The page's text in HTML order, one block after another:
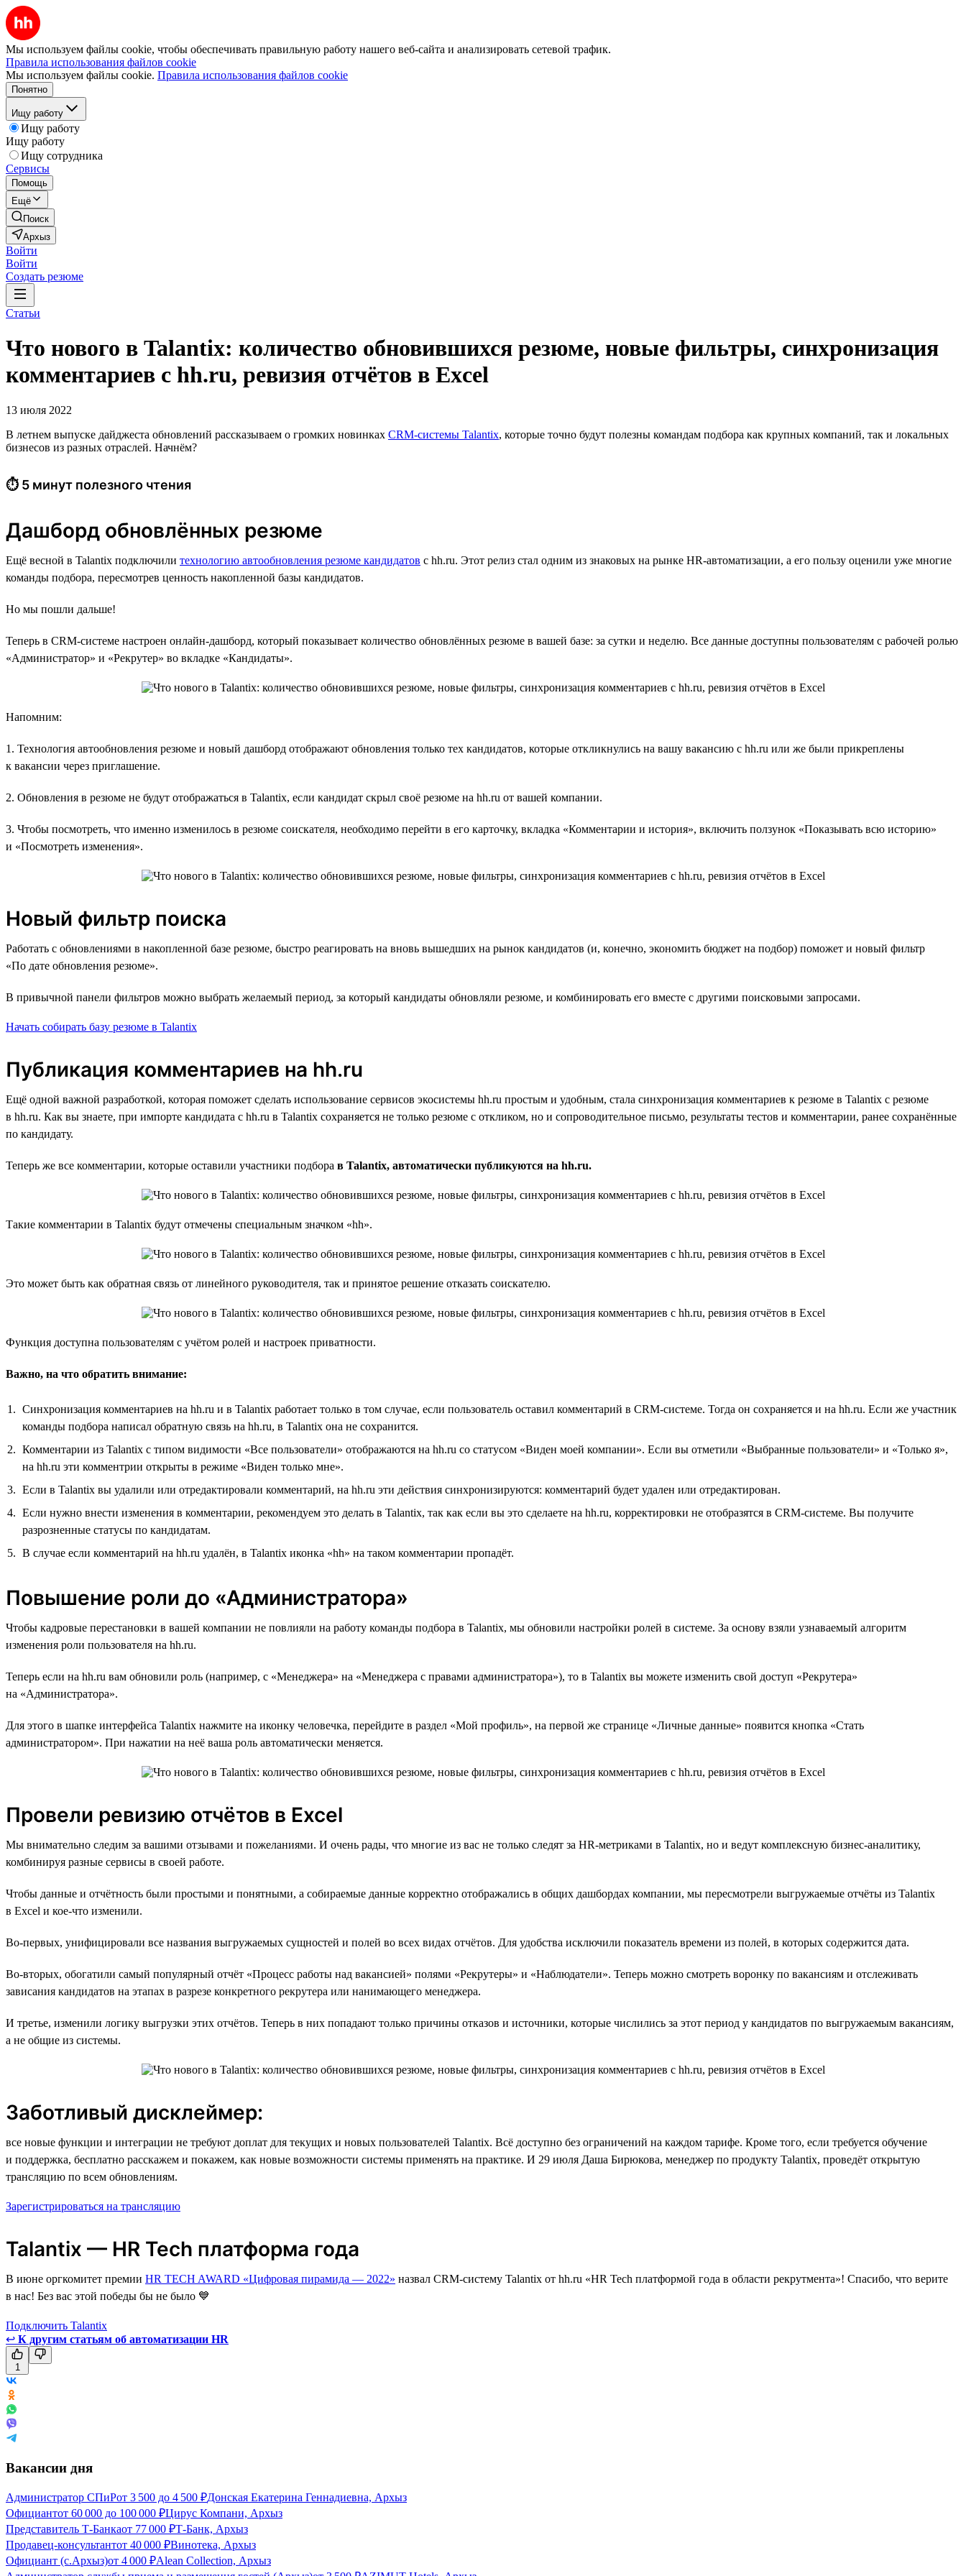
Мы используем файлы cookie, чтобы обеспечивать правильную работу нашего веб-сайта и анализировать сетевой трафик.
Правила использования файлов cookie
Мы используем файлы cookie. Правила использования файлов cookie
Понятно
Ищу работу
Ищу работу
Ищу работу
Ищу сотрудника
Сервисы
Помощь
Ещё
Поиск
Архыз
Войти
Войти
Создать резюме
Статьи
Что нового в Talantix: количество обновившихся резюме, новые фильтры, синхронизация
комментариев с hh.ru, ревизия отчётов в Excel
13 июля 2022
В летнем выпуске дайджеста обновлений рассказываем о громких новинках CRM-системы Talantix, которые точно будут полезны командам подбора как крупных компаний, так и локальных
бизнесов из разных отраслей. Начнём?
⏱ 5 минут полезного чтения
Дашборд обновлённых резюме
Ещё весной в Talantix подключили технологию автообновления резюме кандидатов с hh.ru. Этот релиз стал одним из знаковых на рынке HR-автоматизации, а его пользу оценили уже многие
команды подбора, пересмотрев ценность накопленной базы кандидатов.
Но мы пошли дальше!
Теперь в CRM-системе настроен онлайн-дашборд, который показывает количество обновлённых резюме в вашей базе: за сутки и неделю. Все данные доступны пользователям с рабочей ролью
«Администратор» и «Рекрутер» во вкладке «Кандидаты».
Напомним:
1. Технология автообновления резюме и новый дашборд отображают обновления только тех кандидатов, которые откликнулись на вашу вакансию с hh.ru или же были прикреплены
к вакансии через приглашение.
2. Обновления в резюме не будут отображаться в Talantix, если кандидат скрыл своё резюме на hh.ru от вашей компании.
3. Чтобы посмотреть, что именно изменилось в резюме соискателя, необходимо перейти в его карточку, вкладка «Комментарии и история», включить ползунок «Показывать всю историю»
и «Посмотреть изменения».
Новый фильтр поиска
Работать с обновлениями в накопленной базе резюме, быстро реагировать на вновь вышедших на рынок кандидатов (и, конечно, экономить бюджет на подбор) поможет и новый фильтр
«По дате обновления резюме».
В привычной панели фильтров можно выбрать желаемый период, за который кандидаты обновляли резюме, и комбинировать его вместе с другими поисковыми запросами.
Начать собирать базу резюме в Talantix
Публикация комментариев на hh.ru
Ещё одной важной разработкой, которая поможет сделать использование сервисов экосистемы hh.ru простым и удобным, стала синхронизация комментариев к резюме в Talantix с резюме
в hh.ru. Как вы знаете, при импорте кандидата с hh.ru в Talantix сохраняется не только резюме с откликом, но и сопроводительное письмо, результаты тестов и комментарии, ранее сохранённые
по кандидату.
Теперь же все комментарии, которые оставили участники подбора в Talantix, автоматически публикуются на hh.ru.
Такие комментарии в Talantix будут отмечены специальным значком «hh».
Это может быть как обратная связь от линейного руководителя, так и принятое решение отказать соискателю.
Функция доступна пользователям с учётом ролей и настроек приватности.
Важно, на что обратить внимание:
Синхронизация комментариев на hh.ru и в Talantix работает только в том случае, если пользователь оставил комментарий в CRM-системе. Тогда он сохраняется и на hh.ru. Если же участник
команды подбора написал обратную связь на hh.ru, в Talantix она не сохранится.
Комментарии из Talantix с типом видимости «Все пользователи» отображаются на hh.ru со статусом «Виден моей компании». Если вы отметили «Выбранные пользователи» и «Только я»,
на hh.ru эти комментрии открыты в режиме «Виден только мне».
Если в Talantix вы удалили или отредактировали комментарий, на hh.ru эти действия синхронизируются: комментарий будет удален или отредактирован.
Если нужно внести изменения в комментарии, рекомендуем это делать в Talantix, так как если вы это сделаете на hh.ru, корректировки не отобразятся в CRM-системе. Вы получите
разрозненные статусы по кандидатам.
В случае если комментарий на hh.ru удалён, в Talantix иконка «hh» на таком комментарии пропадёт.
Повышение роли до «Администратора»
Чтобы кадровые перестановки в вашей компании не повлияли на работу команды подбора в Talantix, мы обновили настройки ролей в системе. За основу взяли узнаваемый алгоритм
изменения роли пользователя на hh.ru.
Теперь если на hh.ru вам обновили роль (например, с «Менеджера» на «Менеджера с правами администратора»), то в Talantix вы можете изменить свой доступ «Рекрутера»
на «Администратора».
Для этого в шапке интерфейса Talantix нажмите на иконку человечка, перейдите в раздел «Мой профиль», на первой же странице «Личные данные» появится кнопка «Стать
администратором». При нажатии на неё ваша роль автоматически меняется.
Провели ревизию отчётов в Excel
Мы внимательно следим за вашими отзывами и пожеланиями. И очень рады, что многие из вас не только следят за HR-метриками в Talantix, но и ведут комплексную бизнес-аналитику,
комбинируя разные сервисы в своей работе.
Чтобы данные и отчётность были простыми и понятными, а собираемые данные корректно отображались в общих дашбордах компании, мы пересмотрели выгружаемые отчёты из Talantix
в Excel и кое-что изменили.
Во-первых, унифицировали все названия выгружаемых сущностей и полей во всех видах отчётов. Для удобства исключили показатель времени из полей, в которых содержится дата.
Во-вторых, обогатили самый популярный отчёт «Процесс работы над вакансией» полями «Рекрутеры» и «Наблюдатели». Теперь можно смотреть воронку по вакансиям и отслеживать
зависания кандидатов на этапах в разрезе конкретного рекрутера или нанимающего менеджера.
И третье, изменили логику выгрузки этих отчётов. Теперь в них попадают только причины отказов и источники, которые числились за этот период у кандидатов по выгружаемым вакансиям,
а не общие из системы.
Заботливый дисклеймер:
все новые функции и интеграции не требуют доплат для текущих и новых пользователей Talantix. Всё доступно без ограничений на каждом тарифе. Кроме того, если требуется обучение
и поддержка, бесплатно расскажем и покажем, как новые возможности системы применять на практике. И 29 июля Даша Бирюкова, менеджер по продукту Talantix, проведёт открытую
трансляцию по всем обновлениям.
Зарегистрироваться на трансляцию
Talantix — HR Tech платформа года
В июне оргкомитет премии HR TECH AWARD «Цифровая пирамида — 2022» назвал CRM-систему Talantix от hh.ru «HR Tech платформой года в области рекрутмента»! Спасибо, что верите
в нас! Без вас этой победы бы не было 💙
Подключить Talantix
↩ К другим статьям об автоматизации HR
1
Вакансии дня
Администратор СПиРот 3 500 до 4 500 ₽Донская Екатерина Геннадиевна, Архыз
Официантот 60 000 до 100 000 ₽Цирус Компани, Архыз
Представитель Т-Банкаот 77 000 ₽Т-Банк, Архыз
Продавец-консультантот 40 000 ₽Винотека, Архыз
Официант (с.Архыз)от 4 000 ₽Alean Collection, Архыз